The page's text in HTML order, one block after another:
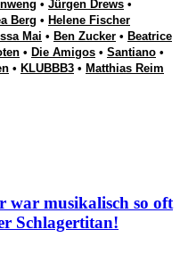
• Jürgen Drews •
Berg • Helene Fischer
Mai • Ben Zucker • Beatrice
• Die Amigos • Santiano •
• KLUBBB3 • Matthias Reim
musikalisch so oft
Schlagertitan!